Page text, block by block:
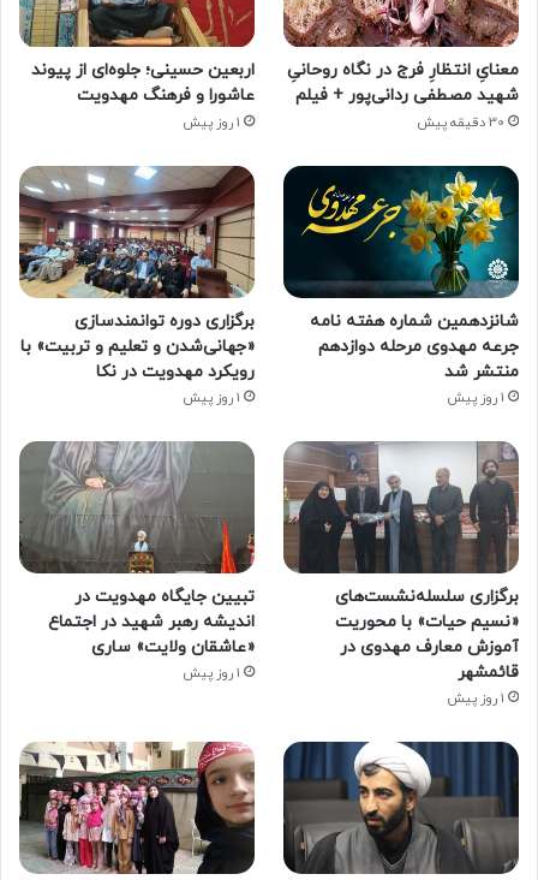
معنایِ انتظارِ فرج در نگاه روحانیِ
شهید مصطفی ردانی‌پور + فیلم
30 دقیقه پیش
اربعین حسینی؛ جلوه‌ای از پیوند
عاشورا و فرهنگ مهدویت
1 روز پیش
شانزدهمین شماره هفته‌ نامه
جرعه مهدوی مرحله دوازدهم
منتشر شد
1 روز پیش
برگزاری دوره توانمندسازی
«جهانی‌شدن و تعلیم و تربیت» با
رویکرد مهدویت در نکا
1 روز پیش
برگزاری سلسله‌نشست‌های
«نسیم حیات» با محوریت
آموزش معارف مهدوی در
قائمشهر
1 روز پیش
تبیین جایگاه مهدویت در
اندیشه رهبر شهید در اجتماع
«عاشقان ولایت» ساری
1 روز پیش